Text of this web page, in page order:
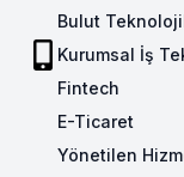
Bulut
Kurumsal İş
Fintech
E-Ticaret
Yönetilen